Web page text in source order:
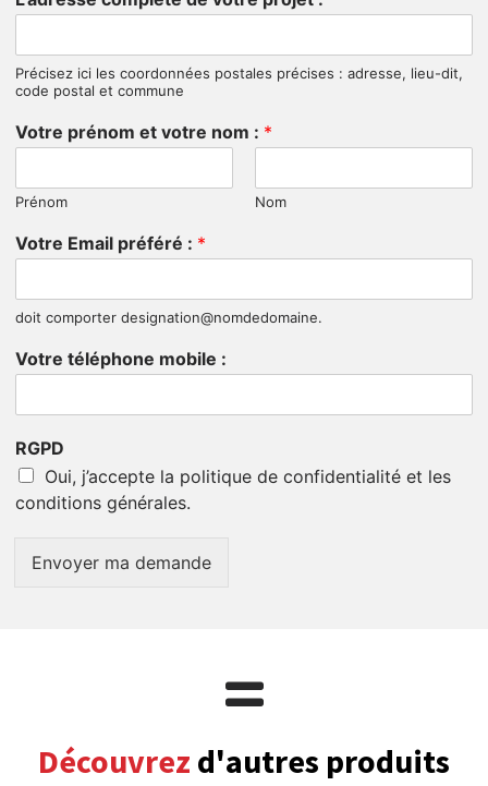
Précisez ici les coordonnées postales précises : adresse, lieu-dit,
code postal et commune
Votre prénom et votre nom : *
Prénom Nom
Votre Email préféré : *
doit comporter designation@nomdedomaine.
Votre téléphone mobile :
RGPD
Oui, j’accepte la politique de confidentialité et les
conditions générales.
Envoyer ma demande
Découvrez d'autres produits